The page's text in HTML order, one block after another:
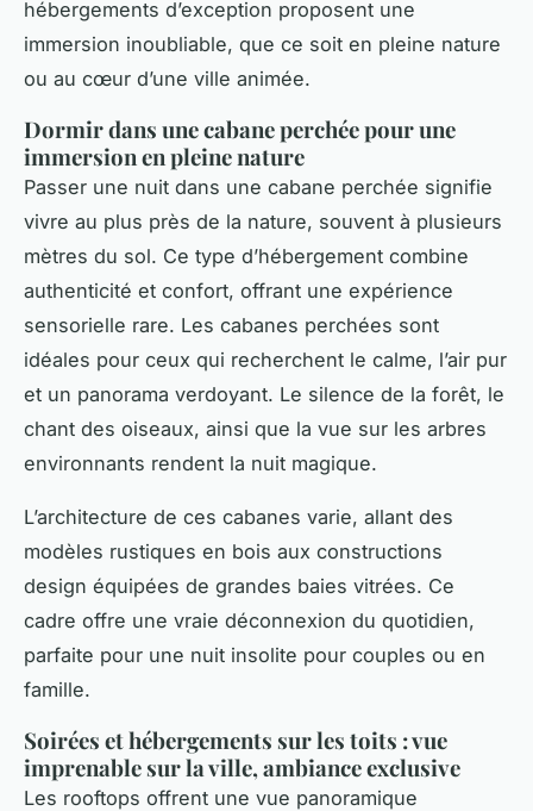
hébergements d’exception proposent une
immersion inoubliable, que ce soit en pleine nature
ou au cœur d’une ville animée.
Dormir dans une cabane perchée pour une
immersion en pleine nature
Passer une nuit dans une cabane perchée signifie
vivre au plus près de la nature, souvent à plusieurs
mètres du sol. Ce type d’hébergement combine
authenticité et confort, offrant une expérience
sensorielle rare. Les cabanes perchées sont
idéales pour ceux qui recherchent le calme, l’air pur
et un panorama verdoyant. Le silence de la forêt, le
chant des oiseaux, ainsi que la vue sur les arbres
environnants rendent la nuit magique.
L’architecture de ces cabanes varie, allant des
modèles rustiques en bois aux constructions
design équipées de grandes baies vitrées. Ce
cadre offre une vraie déconnexion du quotidien,
parfaite pour une nuit insolite pour couples ou en
famille.
Soirées et hébergements sur les toits : vue
imprenable sur la ville, ambiance exclusive
Les rooftops offrent une vue panoramique